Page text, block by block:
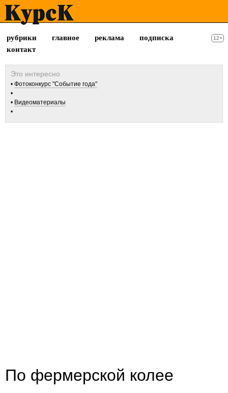
рубрики главное реклама
подписка
контакт
12+
Фотоконкурс "Событие года"
Видеоматериалы
По фермерской колее